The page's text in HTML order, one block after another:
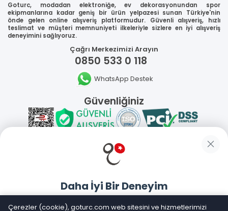
Goturc, modadan elektroniğe, ev dekorasyonundan spor
ekipmanlarına kadar geniş bir ürün yelpazesi sunan Türkiye'nin
önde gelen online alışveriş platformudur. Güvenli alışveriş, hızlı
teslimat ve müşteri memnuniyeti ilkeleriyle sizlere en iyi alışveriş
deneyimini sağlıyoruz.
Çağrı Merkezimizi Arayın
0850 533 0 118
WhatsApp Destek
Güvenliğiniz
Sosyal Medya
Mobil Uygulamalarımız
Daha İyi Bir Deneyim
Goturc mobil uygulamasıyla daha hızlı ve kolay alışveriş
Çerezler (cookie), goturc.com web sitesini ve hizmetlerimizi